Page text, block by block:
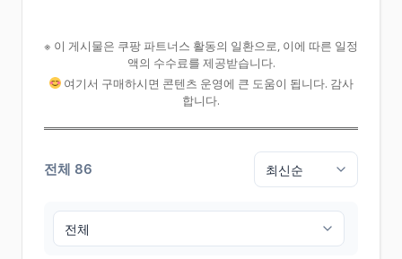
※ 이 게시물은 쿠팡 파트너스 활동의 일환으로, 이에 따른 일정
액의 수수료를 제공받습니다.
여기서 구매하시면 콘텐츠 운영에 큰 도움이 됩니다. 감사
합니다.
전체 86